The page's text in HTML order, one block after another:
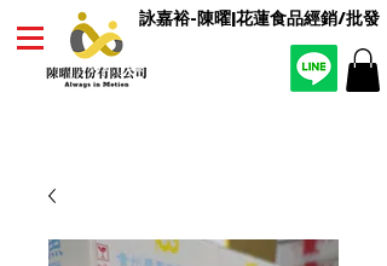
詠嘉裕-陳曜|花蓮食品經銷/批發